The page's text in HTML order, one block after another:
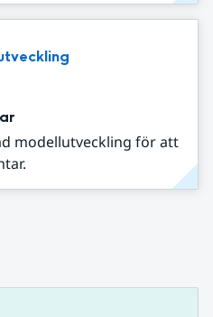
modellutveckling för att